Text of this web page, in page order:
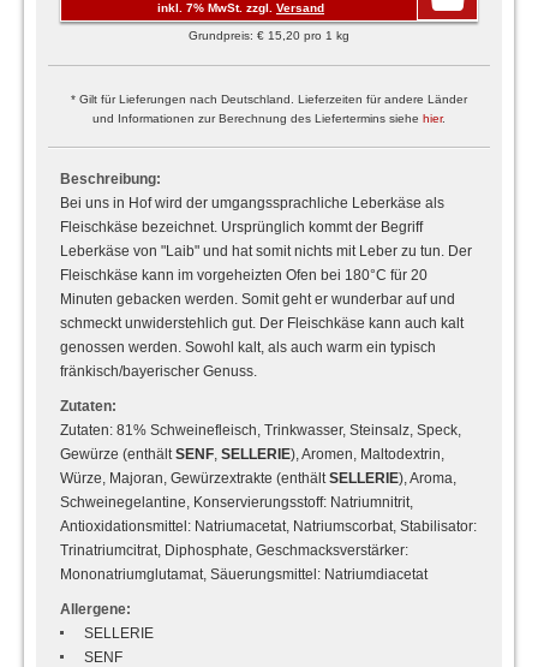
inkl. 7% MwSt. zzgl. Versand
Grundpreis: € 15,20 pro 1 kg
* Gilt für Lieferungen nach Deutschland. Lieferzeiten für andere Länder
und Informationen zur Berechnung des Liefertermins siehe hier.
Beschreibung:
Bei uns in Hof wird der umgangssprachliche Leberkäse als
Fleischkäse bezeichnet. Ursprünglich kommt der Begriff
Leberkäse von "Laib" und hat somit nichts mit Leber zu tun. Der
Fleischkäse kann im vorgeheizten Ofen bei 180°C für 20
Minuten gebacken werden. Somit geht er wunderbar auf und
schmeckt unwiderstehlich gut. Der Fleischkäse kann auch kalt
genossen werden. Sowohl kalt, als auch warm ein typisch
fränkisch/bayerischer Genuss.
Zutaten:
Zutaten: 81% Schweinefleisch, Trinkwasser, Steinsalz, Speck,
Gewürze (enthältSENF, SELLERIE), Aromen, Maltodextrin,
Würze, Majoran, Gewürzextrakte (enthältSELLERIE), Aroma,
Schweinegelantine, Konservierungsstoff: Natriumnitrit,
Antioxidationsmittel: Natriumacetat, Natriumscorbat, Stabilisator:
Trinatriumcitrat, Diphosphate, Geschmacksverstärker:
Mononatriumglutamat, Säuerungsmittel: Natriumdiacetat
Allergene:
SELLERIE
SENF